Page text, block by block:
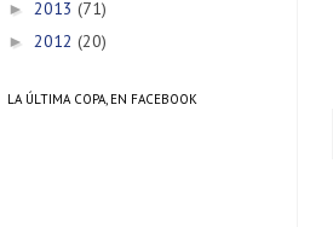
► 2013 (71)
► 2012 (20)
LA ÚLTIMA COPA, EN FACEBOOK